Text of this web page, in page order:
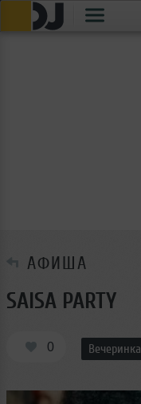
АФИША
SAlSA PARTY
0 Вечеринка